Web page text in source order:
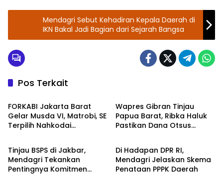
Mendagri Sebut Kehadiran Kepala Daerah di
IKN Bakal Jadi Bagian dari Sejarah Bangsa
Pos Terkait
Berita
FORKABI Jakarta Barat
Gelar Musda VI, Matrobi, SE
Terpilih Nahkodai
Wapres Gibran Tinjau
Papua Barat, Ribka Haluk
Pastikan Dana Otsus
Kemendagri
Tinjau BSPS di Jakbar,
Mendagri Tekankan
Pentingnya Komitmen
DPR RI
Di Hadapan DPR RI,
Mendagri Jelaskan Skema
Penataan PPPK Daerah
Kemendagri Kemendagri